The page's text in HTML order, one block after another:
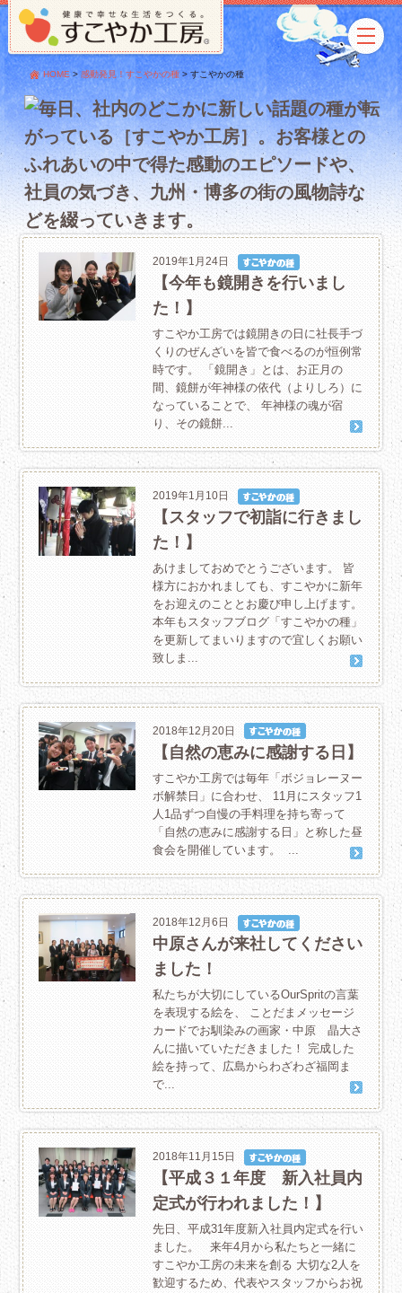
HOME> 感動発見！すこやかの種 > すこやかの種
2019年1月24日
【今年も鏡開きを行いまし
た！】
すこやか工房では鏡開きの日に社長手づ
くりのぜんざいを皆で食べるのが恒例常
時です。 「鏡開き」とは、お正月の
間、鏡餅が年神様の依代（よりしろ）に
なっていることで、 年神様の魂が宿
り、その鏡餅...
2019年1月10日
【スタッフで初詣に行きまし
た！】
あけましておめでとうございます。 皆
様方におかれましても、すこやかに新年
をお迎えのこととお慶び申し上げます。
本年もスタッフブログ「すこやかの種」
を更新してまいりますので宜しくお願い
致しま...
2018年12月20日
【自然の恵みに感謝する日】
すこやか工房では毎年「ボジョレーヌー
ボ解禁日」に合わせ、 11月にスタッフ1
人1品ずつ自慢の手料理を持ち寄って
「自然の恵みに感謝する日」と称した昼
食会を開催しています。 ...
2018年12月6日
中原さんが来社してください
ました！
私たちが大切にしているOurSpritの言葉
を表現する絵を、 ことだまメッセージ
カードでお馴染みの画家・中原 晶大さ
んに描いていただきました！ 完成した
絵を持って、広島からわざわざ福岡ま
で...
2018年11月15日
【平成３１年度 新入社員内
定式が行われました！】
先日、平成31年度新入社員内定式を行い
ました。 来年4月から私たちと一緒に
すこやか工房の未来を創る 大切な2人を
歓迎するため、代表やスタッフからお祝